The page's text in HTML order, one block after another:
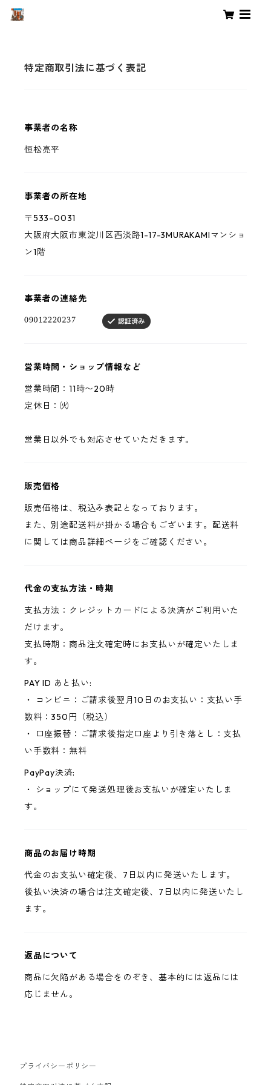
特定商取引法に基づく表記
事業者の名称
恒松亮平
事業者の所在地
〒533-0031
大阪府大阪市東淀川区西淡路1-17-3MURAKAMIマンショ
ン1階
事業者の連絡先
営業時間・ショップ情報など
営業時間：11時〜20時
定休日：㈫
営業日以外でも対応させていただきます。
販売価格
販売価格は、税込み表記となっております。
また、別途配送料が掛かる場合もございます。配送料
に関しては商品詳細ページをご確認ください。
代金の支払方法・時期
支払方法：クレジットカードによる決済がご利用いた
だけます。
支払時期：商品注文確定時にお支払いが確定いたしま
す。
PAY ID あと払い:
・ コンビニ：ご請求後翌月10日のお支払い：支払い手
数料：350円（税込）
・ 口座振替：ご請求後指定口座より引き落とし：支払
い手数料：無料
PayPay決済:
・ ショップにて発送処理後お支払いが確定いたしま
す。
商品のお届け時期
代金のお支払い確定後、7日以内に発送いたします。
後払い決済の場合は注文確定後、7日以内に発送いたし
ます。
返品について
商品に欠陥がある場合をのぞき、基本的には返品には
応じません。
プライバシーポリシー